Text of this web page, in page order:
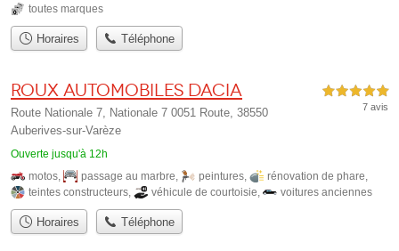
toutes marques
Horaires Téléphone
ROUX AUTOMOBILES Dacia
Route Nationale 7, Nationale 7 0051 Route, 38550
Auberives-sur-Varèze
Ouverte jusqu'à 12h
5,0 étoiles sur 5
7 avis
motos, passage au marbre, peintures, rénovation de phare,
teintes constructeurs, véhicule de courtoisie, voitures anciennes
Horaires Téléphone